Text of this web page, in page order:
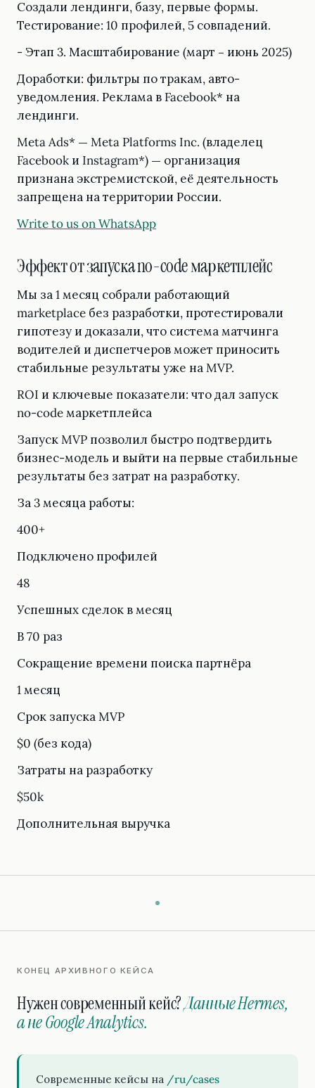
Создали лендинги, базу, первые формы.
Тестирование: 10 профилей, 5 совпадений.
- Этап 3. Масштабирование (март – июнь 2025)
Доработки: фильтры по тракам, авто-
уведомления. Реклама в Facebook* на
лендинги.
Meta Ads* — Meta Platforms Inc. (владелец
Facebook и Instagram*) — организация
признана экстремистской, её деятельность
запрещена на территории России.
Write to us on WhatsApp
Эффект от запуска no-code маркетплейс
Мы за 1 месяц собрали работающий
marketplace без разработки, протестировали
гипотезу и доказали, что система матчинга
водителей и диспетчеров может приносить
стабильные результаты уже на MVP.
ROI и ключевые показатели: что дал запуск
no-code маркетплейса
Запуск MVP позволил быстро подтвердить
бизнес-модель и выйти на первые стабильные
результаты без затрат на разработку.
За 3 месяца работы:
400+
Подключено профилей
48
Успешных сделок в месяц
В 70 раз
Сокращение времени поиска партнёра
1 месяц
Срок запуска MVP
$0 (без кода)
Затраты на разработку
$50k
Дополнительная выручка
КОНЕЦ АРХИВНОГО КЕЙСА
Нужен современный кейс?Данные Hermes,
а не Google Analytics.
Современные кейсы на /ru/cases